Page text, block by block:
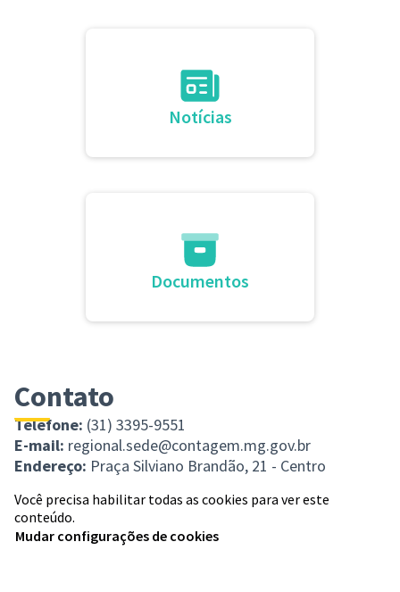
Notícias
Documentos
Contato
Telefone: (31) 3395-9551
E-mail: regional.sede@contagem.mg.gov.br
Endereço: Praça Silviano Brandão, 21 - Centro
Você precisa habilitar todas as cookies para ver este
conteúdo.
Mudar configurações de cookies